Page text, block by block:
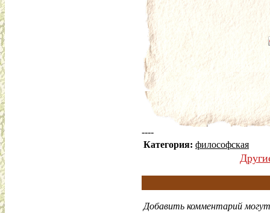
----
Категория: философская
Добавить комментарий